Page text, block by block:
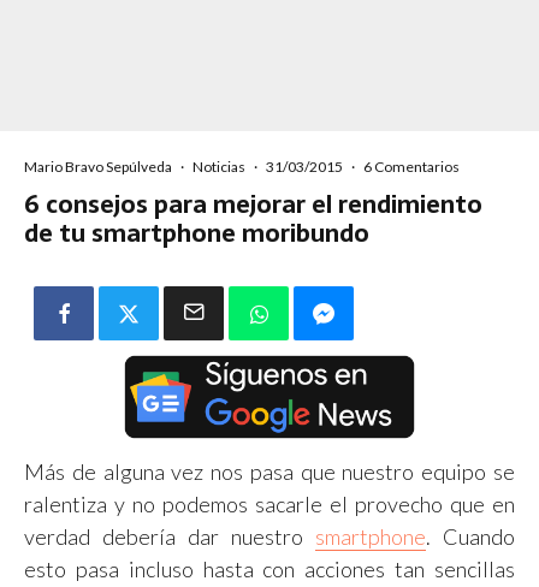
Mario Bravo Sepúlveda · Noticias · 31/03/2015 · 6 Comentarios
6 consejos para mejorar el rendimiento
de tu smartphone moribundo
Más de alguna vez nos pasa que nuestro equipo se
ralentiza y no podemos sacarle el provecho que en
verdad debería dar nuestro smartphone. Cuando
esto pasa incluso hasta con acciones tan sencillas